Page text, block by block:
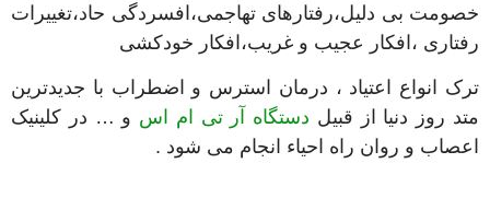
خصومت بی دلیل،رفتارهای تهاجمی،افسردگی حاد،تغییرات
رفتاری ،افکار عجیب و غریب،افکار خودکشی
ترک انواع اعتیاد ، درمان استرس و اضطراب با جدیدترین
متد روز دنیا از قبیل دستگاه آر تی ام اس و … در کلینیک
اعصاب و روان راه احیاء انجام می شود .